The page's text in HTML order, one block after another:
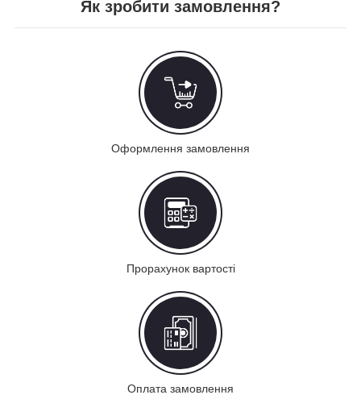
Як зробити замовлення?
Оформлення замовлення
Прорахунок вартості
Оплата замовлення